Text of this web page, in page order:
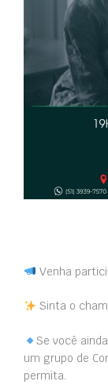
Venha
Sinta o
Se você
um grupo de
permita.